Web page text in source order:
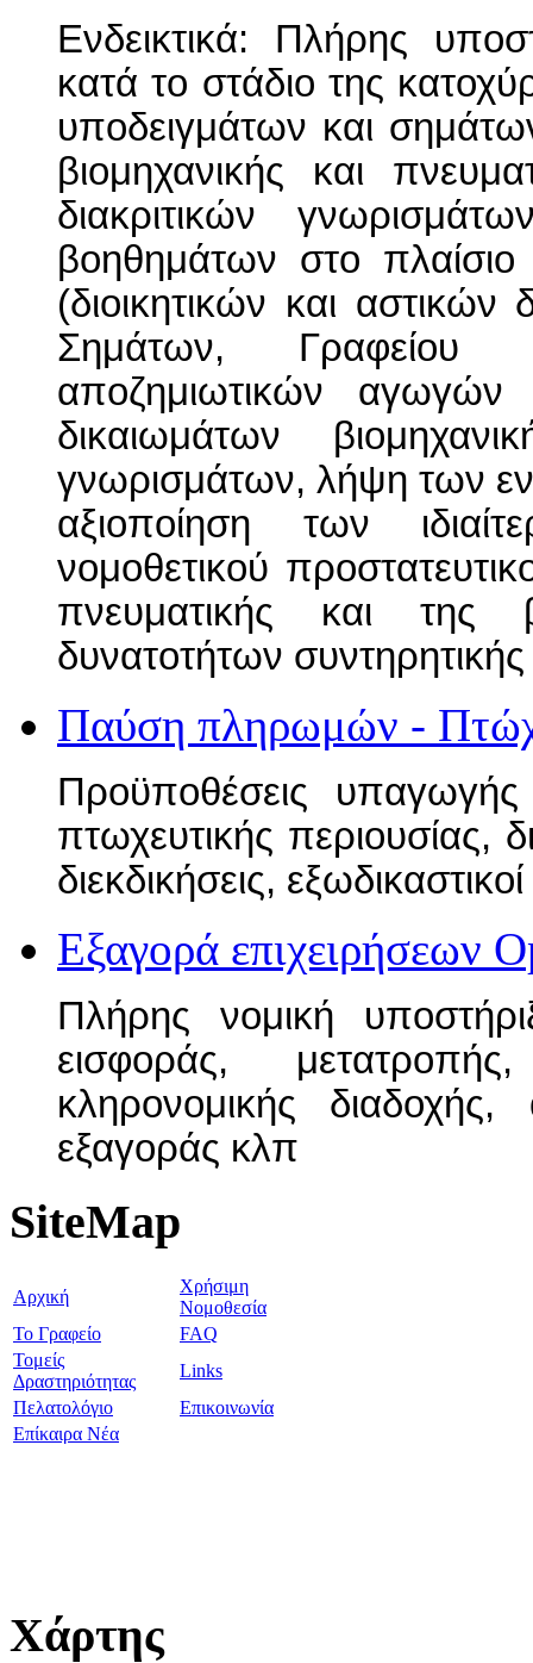
Ενδεικτικά: Πλήρης
κατά το στάδιο της
υποδειγμάτων και
βιομηχανικής και
διακριτικών
βοηθημάτων στο πλαίσιο
(διοικητικών και αστικών
Σημάτων, Γραφείου
αποζημιωτικών
δικαιωμάτων
γνωρισμάτων, λήψη των
αξιοποίηση των
νομοθετικού
πνευματικής και της
δυνατοτήτων
Παύση πληρωμών -
Προϋποθέσεις
πτωχευτικής περιουσίας,
διεκδικήσεις,
Εξαγορά επιχειρήσεων
Πλήρης νομική
εισφοράς,
κληρονομικής διαδοχής,
εξαγοράς κλπ
SiteMap
Αρχική
Χρήσιμη
Νομοθεσία
Το Γραφείο
FAQ
Τομείς
Δραστηριότητας
Links
Πελατολόγιο
Επικοινωνία
Επίκαιρα Νέα
Χάρτης